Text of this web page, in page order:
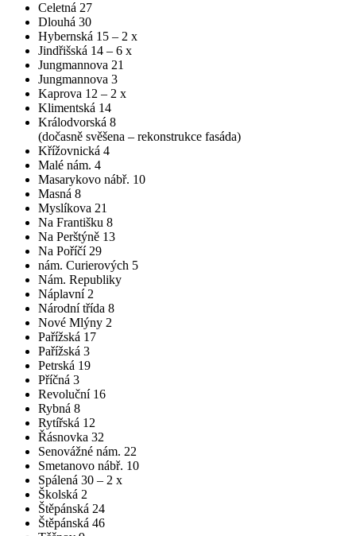
Celetná 27
Dlouhá 30
Hybernská 15 – 2 x
Jindřišská 14 – 6 x
Jungmannova 21
Jungmannova 3
Kaprova 12 – 2 x
Klimentská 14
Králodvorská 8
(dočasně svěšena – rekonstrukce fasáda)
Křížovnická 4
Malé nám. 4
Masarykovo nábř. 10
Masná 8
Myslíkova 21
Na Františku 8
Na Perštýně 13
Na Poříčí 29
nám. Curierových 5
Nám. Republiky
Náplavní 2
Národní třída 8
Nové Mlýny 2
Pařížská 17
Pařížská 3
Petrská 19
Příčná 3
Revoluční 16
Rybná 8
Rytířská 12
Řásnovka 32
Senovážné nám. 22
Smetanovo nábř. 10
Spálená 30 – 2 x
Školská 2
Štěpánská 24
Štěpánská 46